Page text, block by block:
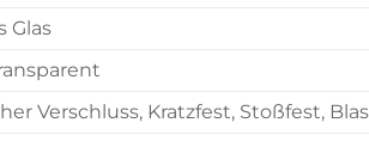
Glas
Verschluss, Kratzfest, Stoßfest,